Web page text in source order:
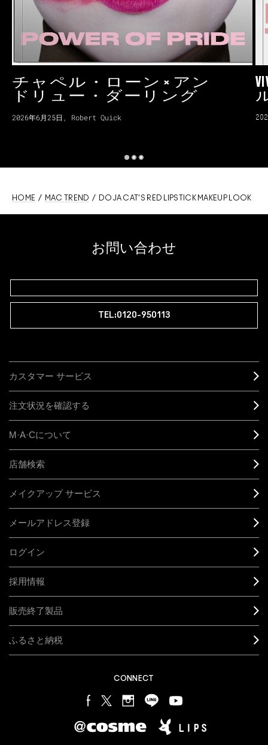
チャペル・ローン × アン
ドリュー・ダーリング
2026年6月25日, Robert Quick
HOME / MAC TREND / DOJA CAT'S RED LIPSTICK MAKEUP LOOK
お問い合わせ
TEL:0120-950113
カスタマー サービス
注文状況を確認する
M·A·Cについて
店舗検索
メイクアップ サービス
メールアドレス登録
ログイン
採用情報
販売終了製品
ふるさと納税
CONNECT